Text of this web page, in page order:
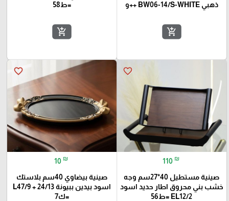
ذهبي BW06-14/S-WHITE ++و
add_shopping_cart
=ط58
add_shopping_cart
favorite_border
110 ₪
صينية مستطيل 40*27سم وجه
خشب بني محروق اطار حديد اسود
EL12/2 =ط56
favorite_border
10 ₪
صينية بيضاوي 40سم بلاستك
اسود بيدين ببيونة L47/9 + 24/13
=ك7